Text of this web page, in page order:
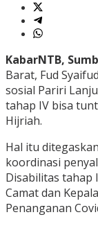
KabarNTB,
Barat, Fud
sosial Pariri
tahap IV bisa
Hijriah.
Hal itu
koordinasi
Disabilitas tahap
Camat dan
Penanganan